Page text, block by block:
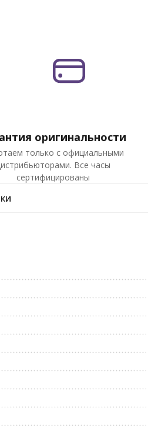
оригинальности
только с официальными
Все часы
сертифицированы